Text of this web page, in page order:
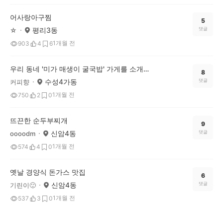
어사랑아구찜
☆ 평리3동
903 4 61개월 전
5
댓글
우리 동네 '미가 매생이 굴국밥' 가게를 소개합니다.
커피향 수성4가동
750 2 01개월 전
8
댓글
뜨끈한 순두부찌개
oooodm 신암4동
574 4 01개월 전
9
댓글
옛날 경양식 돈가스 맛집
기린이🙂 신암4동
537 3 01개월 전
6
댓글